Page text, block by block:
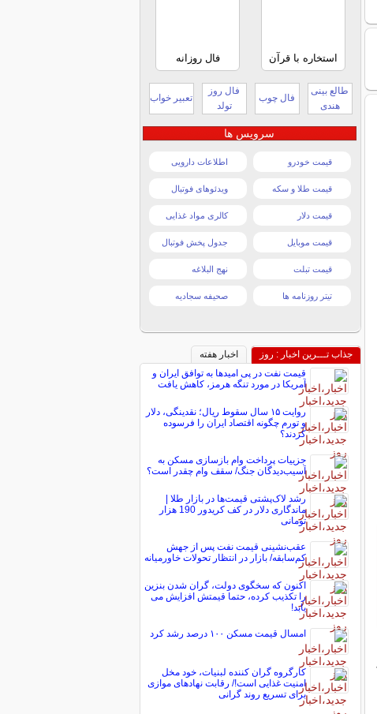
استخاره با قرآن فال روزانه
طالع بینی
هندی
فال چوب
فال روز
تولد
تعبیر خواب
سرویس ها
قیمت خودرو اطلاعات دارویی
قیمت طلا و سکه ویدئوهای فوتبال
قیمت دلار کالری مواد غذایی
قیمت موبایل جدول پخش فوتبال
قیمت تبلت نهج البلاغه
تیتر روزنامه ها صحیفه سجادیه
جذاب تـــرین اخبار : روز
اخبار هفته
قیمت نفت در پی امیدها به توافق ایران و
آمریکا در مورد تنگه هرمز، کاهش یافت
روایت ۱۵ سال سقوط ریال؛ نقدینگی، دلار
و تورم چگونه اقتصاد ایران را فرسوده
کردند؟
جزییات پرداخت وام بازسازی مسکن به
آسیب‌دیدگان جنگ/ سقف وام چقدر است؟
رشد لاک‌پشتی قیمت‌ها در بازار طلا |
ماندگاری دلار در کف کریدور 190 هزار
تومانی
عقب‌نشینی قیمت نفت پس از جهش
کم‌سابقه/ بازار در انتظار تحولات خاورمیانه
اکنون که سخگوی دولت، گران شدن بنزین
را تکذیب کرده، حتما قیمتش افزایش می
یابد!
امسال قیمت مسکن ۱۰۰ درصد رشد کرد
کارگروه گران کننده لبنیات، خود مخل
امنیت غذایی است!/ رقابت نهاد‌های موازی
برای تسریع روند گرانی